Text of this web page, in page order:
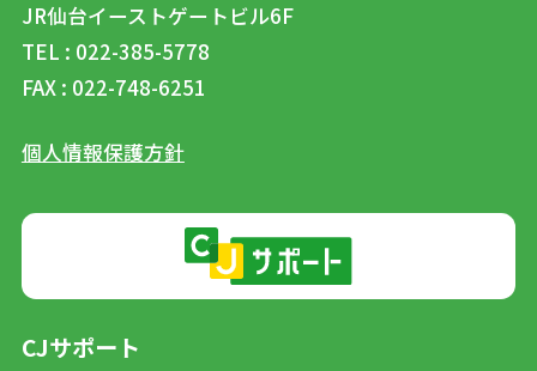
JR仙台イーストゲートビル6F
TEL : 022-385-5778
FAX : 022-748-6251
個人情報保護方針
CJサポート